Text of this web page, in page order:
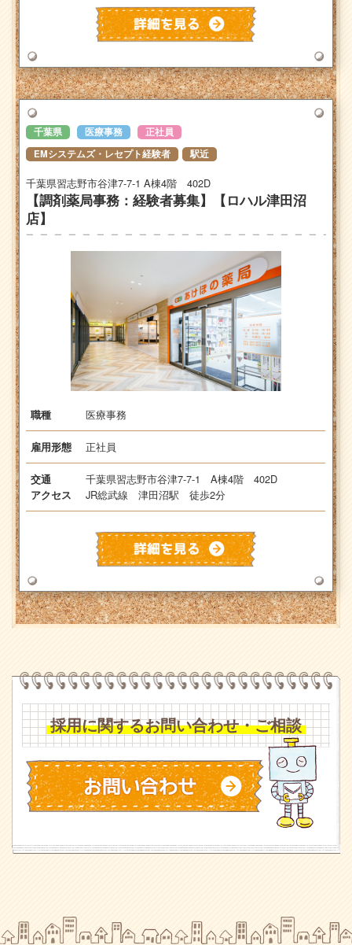
千葉県 医療事務
正社員
EMシステムズ・レセプト経験者
駅近
千葉県習志野市谷津7-7-1 A棟4階 402D
【調剤薬局事務：経験者募集】【ロハル津田沼
店】
職種 医療事務
雇用形態 正社員
交通
アクセス
千葉県習志野市谷津7-7-1 A棟4階 402D
JR総武線 津田沼駅 徒歩2分
採用に関するお問い合わせ・ご相談